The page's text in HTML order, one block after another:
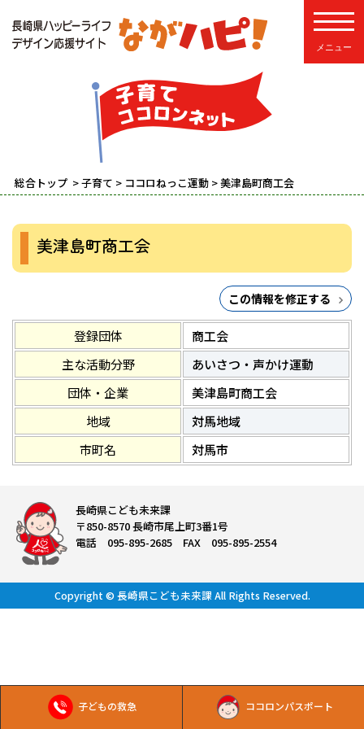
子どもの救急 ココロンパスポート
総合トップ >子育て > ココロねっこ運動 > 美津島町商工会
美津島町商工会
この情報を修正する
登録団体
商工会
主な活動分野
あいさつ・声かけ運動
団体・企業
美津島町商工会
地域
対馬地域
市町名
対馬市
長崎県こども未来課
〒850-8570 長崎市尾上町3番1号
電話 095-895-2685 FAX 095-895-2554
Copyright © 長崎県こども未来課 All Rights Reserved.